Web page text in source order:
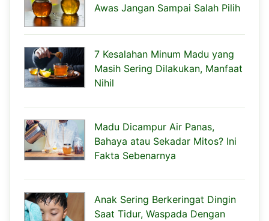
Awas Jangan Sampai Salah Pilih
7 Kesalahan Minum Madu yang
Masih Sering Dilakukan, Manfaat
Nihil
Madu Dicampur Air Panas,
Bahaya atau Sekadar Mitos? Ini
Fakta Sebenarnya
Anak Sering Berkeringat Dingin
Saat Tidur, Waspada Dengan